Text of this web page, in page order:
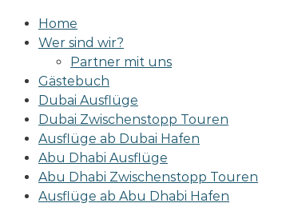
Home
Wer sind wir?
Partner mit uns
Gästebuch
Dubai Ausflüge
Dubai Zwischenstopp Touren
Ausflüge ab Dubai Hafen
Abu Dhabi Ausflüge
Abu Dhabi Zwischenstopp Touren
Ausflüge ab Abu Dhabi Hafen